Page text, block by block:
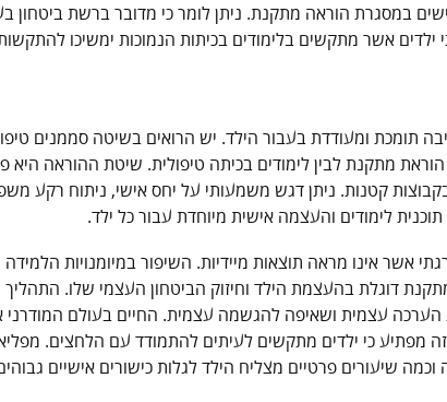
במסגרת הוראה מתקנת. ניתן לומר כי מדובר ברשת ביטחון
אשר מתקשים בלימודים בכיתות הנמוכות ימשיכו
תומכת ומעודדת בעבור הילד. יש הרואים בשיטה סממנים
הוראת מתקנת לבין לימודים בכיתה טיפולית. שיטת ההוראה היא
קטנות. ניתן דגש משמעותי על יחס אישי, ניתוח רקע
תוכנית לימודים והעצמה אישית מיוחדת עבור כל ילד.
אשר אינו מראה תוצאות מיידיות. השיפור במיומנויות הלמידה
דוגלת בהעצמת הילד וחיזוק הביטחון העצמי שלו. התהליך
עצמית ושאיפה להגשמה עצמית. החיים בעולם המודרני
מפתיע כי ילדים מתקשים לעיתים להתמודד עם הלחצים.
שיעורים פרטיים מצליח הילד לגלות כישורים אישיים